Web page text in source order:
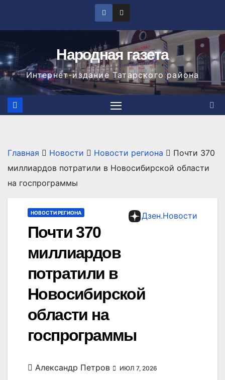
Народная газета
Интернет-издание Татарского района
Главная Новости Новости региона
Почти 370
миллиардов потратили в Новосибирской области
на госпрограммы
Дзен.Новости
НОВОСТИ РЕГИОНА
Почти 370
миллиардов
потратили в
Новосибирской
области на
госпрограммы
Александр Петров ИЮЛ 7, 2026